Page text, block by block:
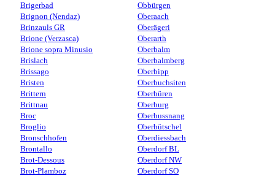
Brigerbad
Brignon (Nendaz)
Brinzauls GR
Brione (Verzasca)
Brione sopra Minusio
Brislach
Brissago
Bristen
Brittern
Brittnau
Broc
Broglio
Bronschhofen
Brontallo
Brot-Dessous
Brot-Plamboz
Obbürgen
Oberaach
Oberägeri
Oberarth
Oberbalm
Oberbalmberg
Oberbipp
Oberbuchsiten
Oberbüren
Oberburg
Oberbussnang
Oberbütschel
Oberdiessbach
Oberdorf BL
Oberdorf NW
Oberdorf SO